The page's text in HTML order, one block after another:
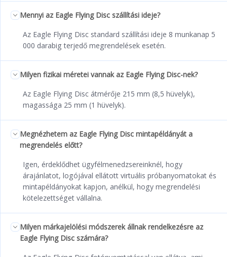
Mennyi az Eagle Flying Disc szállítási ideje?
Az Eagle Flying Disc standard szállítási ideje 8 munkanap 5
000 darabig terjedő megrendelések esetén.
Milyen fizikai méretei vannak az Eagle Flying Disc-nek?
Az Eagle Flying Disc átmérője 215 mm (8,5 hüvelyk),
magassága 25 mm (1 hüvelyk).
Megnézhetem az Eagle Flying Disc mintapéldányát a
megrendelés előtt?
Igen, érdeklődhet ügyfélmenedzsereinknél, hogy
árajánlatot, logójával ellátott virtuális próbanyomatokat és
mintapéldányokat kapjon, anélkül, hogy megrendelési
kötelezettséget vállalna.
Milyen márkajelölési módszerek állnak rendelkezésre az
Eagle Flying Disc számára?